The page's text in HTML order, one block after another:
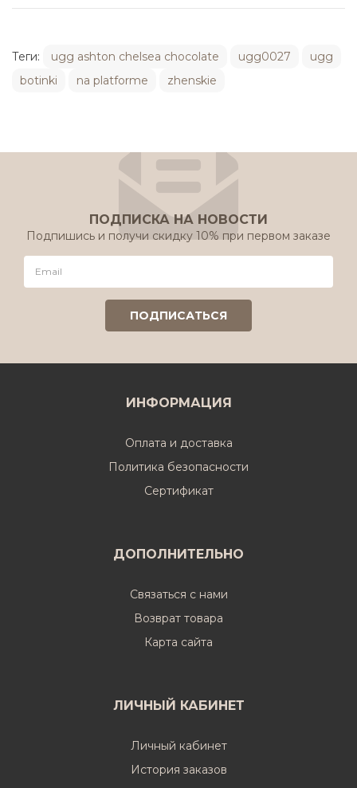
Теги: ugg ashton chelsea chocolate ugg0027
ugg
botinki
na platforme zhenskie
ПОДПИСКА НА НОВОСТИ
Подпишись и получи скидку 10% при первом заказе
ИНФОРМАЦИЯ
Оплата и доставка
Политика безопасности
Cертификат
ДОПОЛНИТЕЛЬНО
Связаться с нами
Возврат товара
Карта сайта
ЛИЧНЫЙ КАБИНЕТ
Личный кабинет
История заказов